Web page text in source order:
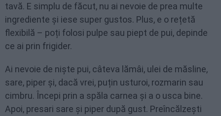
tavă. E simplu de făcut, nu ai nevoie de prea multe
ingrediente și iese super gustos. Plus, e o rețetă
flexibilă – poți folosi pulpe sau piept de pui, depinde
ce ai prin frigider.
Ai nevoie de niște pui, câteva lămâi, ulei de măsline,
sare, piper și, dacă vrei, puțin usturoi, rozmarin sau
cimbru. Începi prin a spăla carnea și a o usca bine.
Apoi, presari sare și piper după gust. Preîncălzești